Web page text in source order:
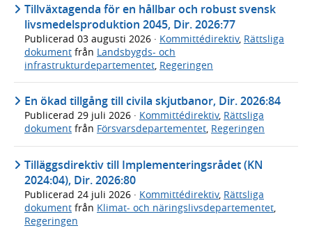
Tillväxtagenda för en hållbar och robust svensk
livsmedelsproduktion 2045, Dir. 2026:77
Publicerad 03 augusti 2026 · Kommittédirektiv, Rättsliga
dokument från Landsbygds- och
infrastrukturdepartementet Regeringen
En ökad tillgång till civila skjutbanor, Dir. 2026:84
Publicerad 29 juli 2026 · Kommittédirektiv, Rättsliga
dokument från Försvarsdepartementet, Regeringen
Tilläggsdirektiv till Implementeringsrådet (KN
2024:04), Dir. 2026:80
Publicerad 24 juli 2026 · Kommittédirektiv, Rättsliga
dokument från Klimat- och näringslivsdepartementet,
Regeringen